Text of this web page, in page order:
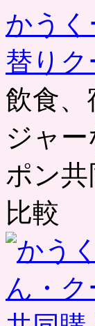
かう
替り
飲食
ジャ
ポン
比較